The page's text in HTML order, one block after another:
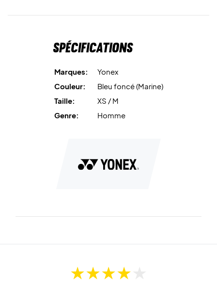
Spécifications
Marques:
Yonex
Couleur:
Bleu foncé (Marine)
Taille:
XS / M
Genre:
Homme